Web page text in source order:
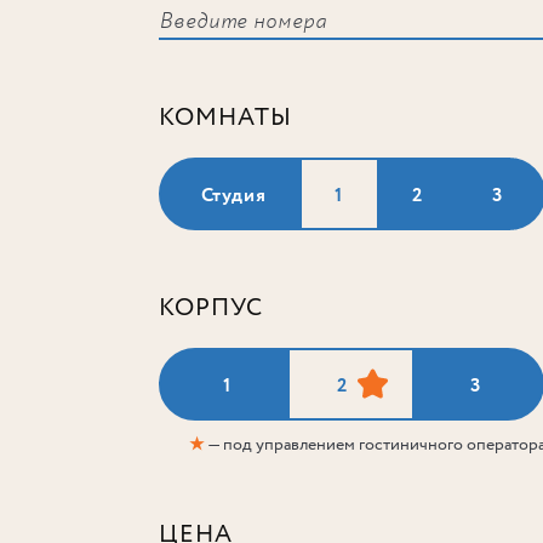
КОМНАТЫ
Студия 1 2 3
КОРПУС
1 2 3
★— под управлением гостиничного
ЦЕНА